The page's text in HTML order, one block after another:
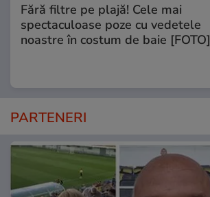
Fără filtre pe plajă! Cele mai
spectaculoase poze cu vedetele
noastre în costum de baie [FOTO]
PARTENERI